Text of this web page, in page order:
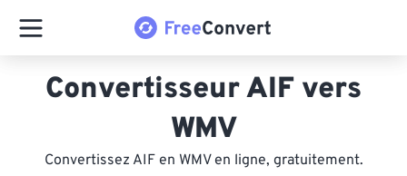
Convertisseur AIF vers
WMV
Convertissez AIF en WMV en ligne, gratuitement.